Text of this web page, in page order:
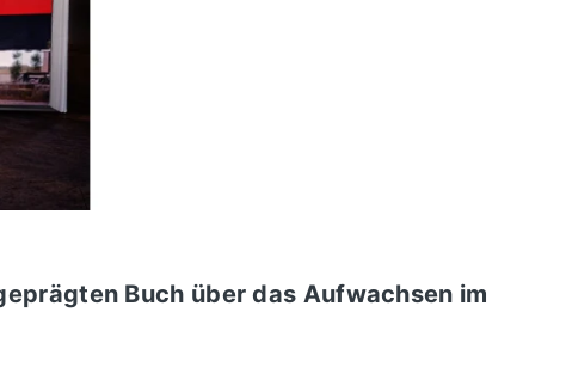
Buch über das Aufwachsen im